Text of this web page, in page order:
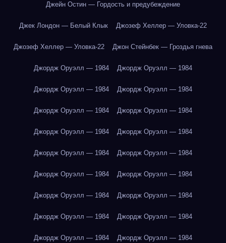
Джейн Остин — Гордость и предубеждение
Джек Лондон — Белый Клык Джозеф Хеллер — Уловка-22
Джозеф Хеллер — Уловка-22 Джон Стейнбек — Гроздья гнева
Джордж Оруэлл — 1984 Джордж Оруэлл — 1984
Джордж Оруэлл — 1984 Джордж Оруэлл — 1984
Джордж Оруэлл — 1984 Джордж Оруэлл — 1984
Джордж Оруэлл — 1984 Джордж Оруэлл — 1984
Джордж Оруэлл — 1984 Джордж Оруэлл — 1984
Джордж Оруэлл — 1984 Джордж Оруэлл — 1984
Джордж Оруэлл — 1984 Джордж Оруэлл — 1984
Джордж Оруэлл — 1984 Джордж Оруэлл — 1984
Джордж Оруэлл — 1984 Джордж Оруэлл — 1984